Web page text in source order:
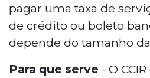
pagar uma taxa de
de crédito ou boleto
depende do tamanho
Para que serve - O